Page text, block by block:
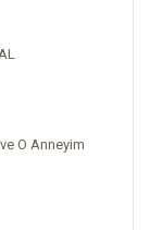
O Anneyim